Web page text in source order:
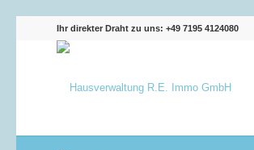
Ihr direkter Draht zu uns: +49 7195 4124080